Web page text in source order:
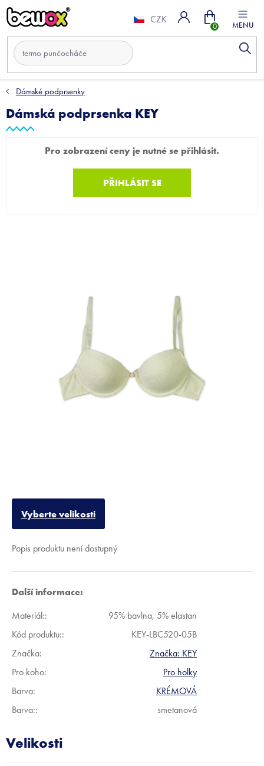
Přejít
na
CZK Nákupní
Dámské podprsenky
Dámská podprsenka KEY
Pro zobrazení ceny je nutné se přihlásit.
PŘIHLÁSIT SE
Vyberte velikosti
Popis produktu není dostupný
Další informace:
Materiál::
95% bavlna, 5% elastan
Kód produktu::
KEY-LBC520-05B
Značka:
Značka: KEY
Pro koho:
Pro holky
Barva:
KRÉMOVÁ
Barva:: smetanová